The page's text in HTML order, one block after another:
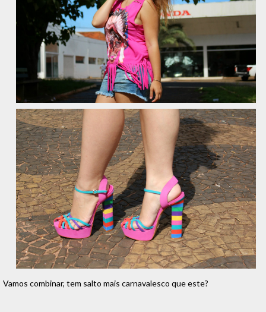
Vamos combinar, tem salto mais carnavalesco que este?